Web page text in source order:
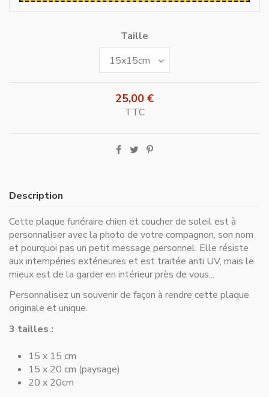
Taille
25,00 €
TTC
Description
Cette plaque funéraire chien et coucher de soleil est à
personnaliser avec la photo de votre compagnon, son nom
et pourquoi pas un petit message personnel. Elle résiste
aux intempéries extérieures et est traitée anti UV, mais le
mieux est de la garder en intérieur près de vous...
Personnalisez un souvenir de façon à rendre cette plaque
originale et unique.
3 tailles :
15 x 15 cm
15 x 20 cm (paysage)
20 x 20cm